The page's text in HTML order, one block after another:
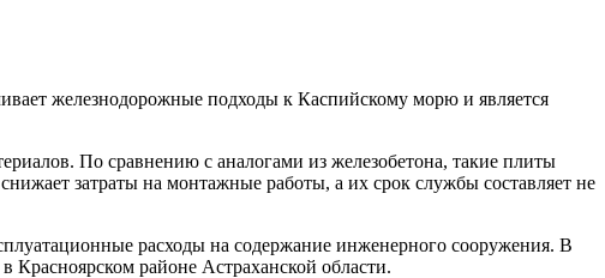
железнодорожные подходы к Каспийскому морю и является
По сравнению с аналогами из железобетона, такие плиты
затраты на монтажные работы, а их срок службы составляет не
расходы на содержание инженерного сооружения. В
Красноярском районе Астраханской области.